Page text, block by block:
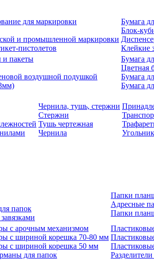
для маркировки
и промышленной маркировки
пистолетов
Бумага
Блок-
Клейкие
и пакеты
воздушной подушкой
Бумага
Цветная
Бумага
Бумага
Чернила, тушь, стержни
Стержни
Тушь чертежная
Чернила
папок
Папки
Адресные
Папки
с арочным механизмом
с шириной корешка 70-80 мм
с шириной корешка 50 мм
для папок